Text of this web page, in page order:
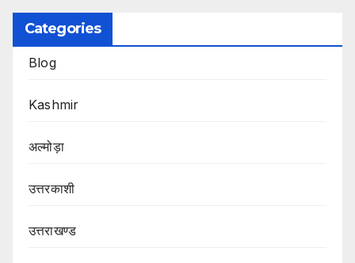
Categories
Blog
Kashmir
अल्मोड़ा
उत्तरकाशी
उत्तराखण्ड